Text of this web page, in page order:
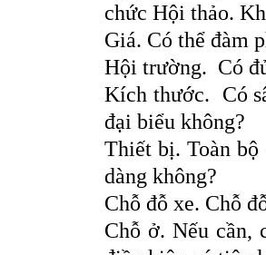
chức Hội thảo.
Giá. Có thể đàm
Hội trường. Có
Kích thước. Có
đại biểu không?
Thiết bị. Toàn bộ
dàng không?
Chỗ đỗ xe. Chỗ
Chỗ ở. Nếu cần,